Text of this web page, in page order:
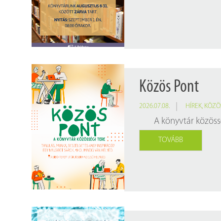
Findura Imre-díszoklevéllel kitüntetett kollégáink
Galéria
Pályázatok
Közérdekű adatok
Online katalógus
Közös Pont
2026.07.08. HÍREK,
A könyvtár
TOVÁBB